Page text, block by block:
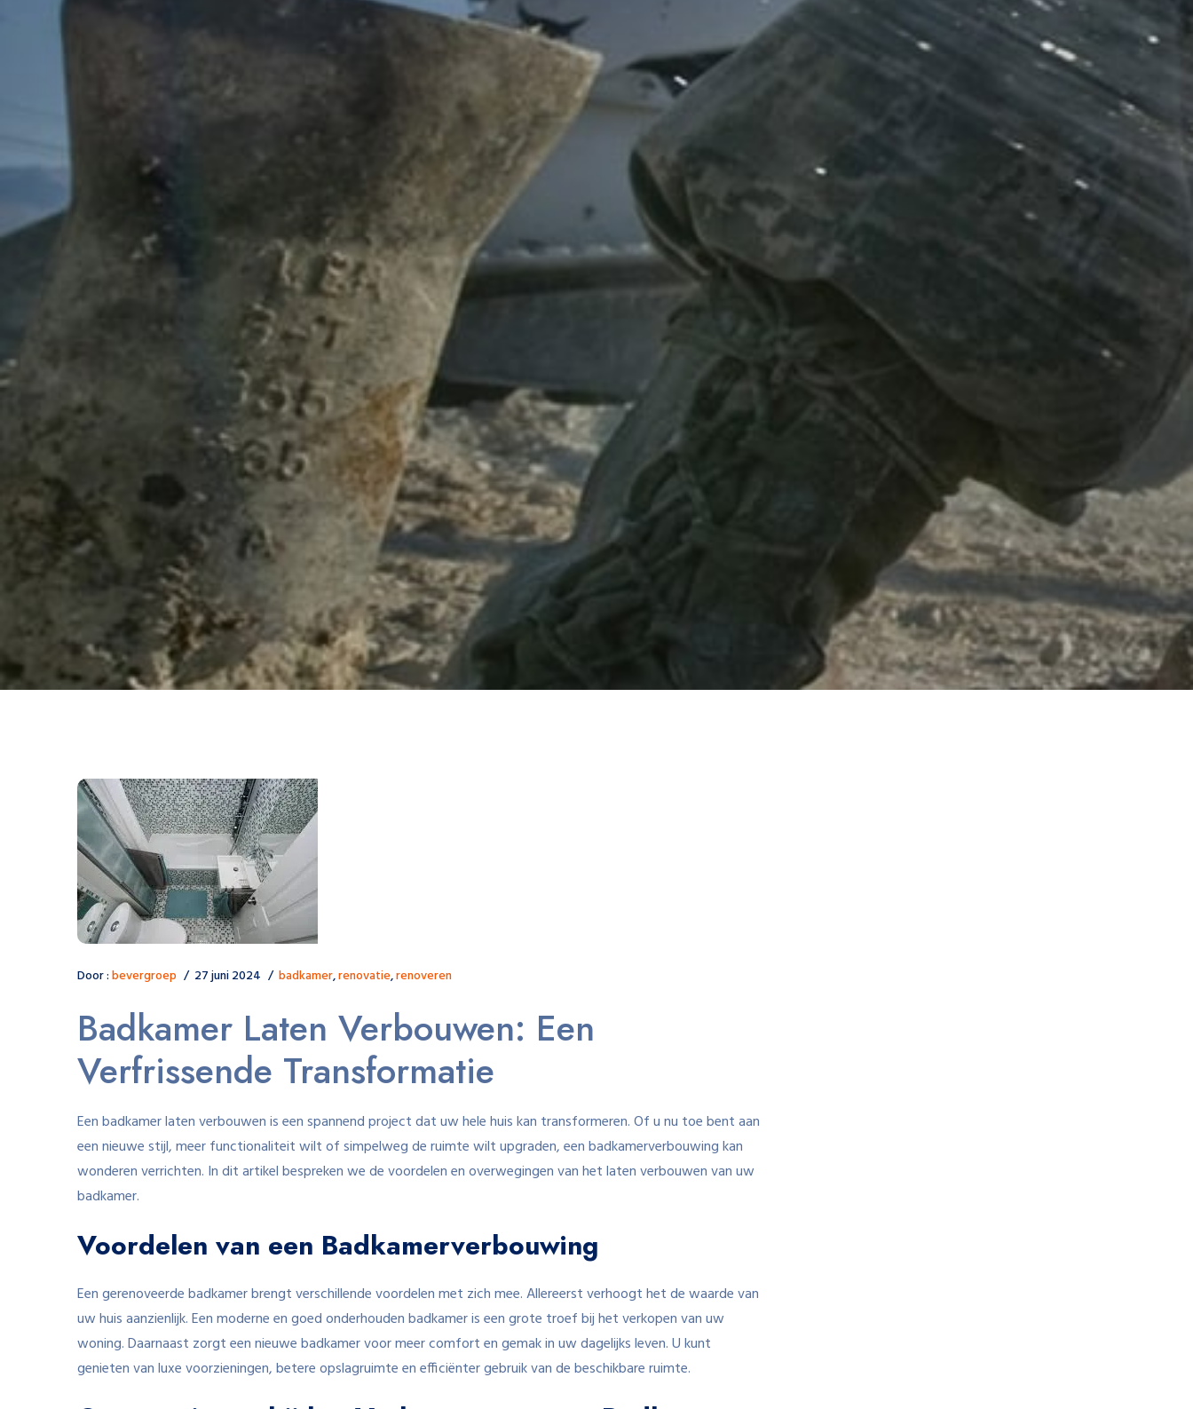
Door :bevergroep 27 juni 2024 badkamer,renovatie,renoveren
Badkamer Laten Verbouwen: Een
Verfrissende Transformatie
Een badkamer laten verbouwen is een spannend project dat uw hele huis kan transformeren. Of u nu toe bent aan
een nieuwe stijl, meer functionaliteit wilt of simpelweg de ruimte wilt upgraden, een badkamerverbouwing kan
wonderen verrichten. In dit artikel bespreken we de voordelen en overwegingen van het laten verbouwen van uw
badkamer.
Voordelen van een Badkamerverbouwing
Een gerenoveerde badkamer brengt verschillende voordelen met zich mee. Allereerst verhoogt het de waarde van
uw huis aanzienlijk. Een moderne en goed onderhouden badkamer is een grote troef bij het verkopen van uw
woning. Daarnaast zorgt een nieuwe badkamer voor meer comfort en gemak in uw dagelijks leven. U kunt
genieten van luxe voorzieningen, betere opslagruimte en efficiënter gebruik van de beschikbare ruimte.